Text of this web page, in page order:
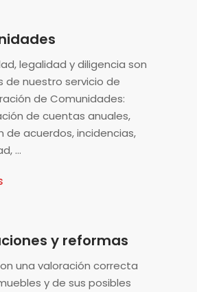
legalidad y diligencia son
de nuestro servicio de
de Comunidades:
de cuentas anuales,
de acuerdos, incidencias,
…
y reformas
una valoración correcta
y de sus posibles